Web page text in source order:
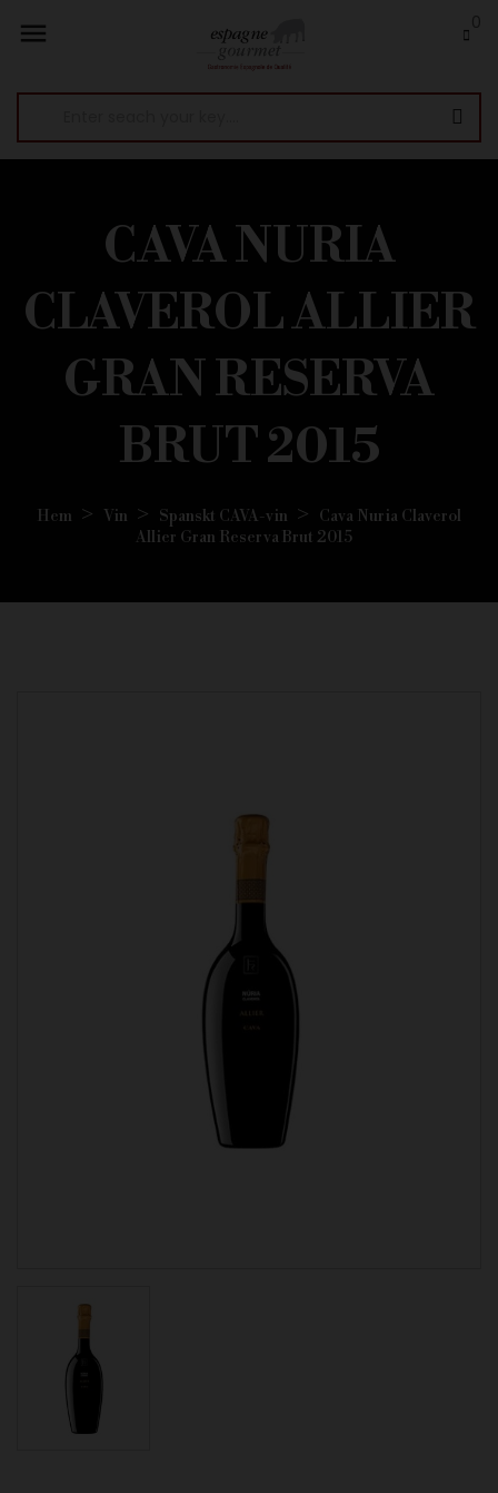

CAVA NURIA
CLAVEROL ALLIER
GRAN RESERVA
BRUT 2015
Hem Vin Spanskt CAVA-vin
Cava Nuria Claverol
Allier Gran Reserva Brut 2015